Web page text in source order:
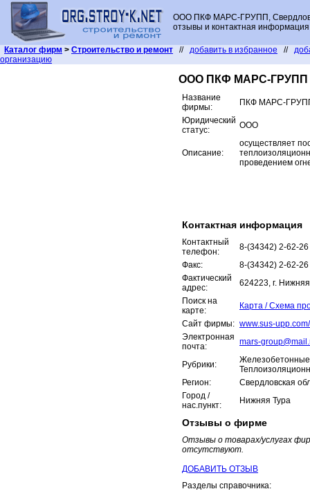
ООО ПКФ МАРС-ГРУПП,
отзывы и контактная
Каталог фирм > Строительство и ремонт // добавить в избранное //
организацию
ООО ПКФ МАРС-ГРУПП
Название
фирмы:
ПКФ МАРС-
Юридический
статус:
ООО
Описание:
осуществляет
проведением
Контактная информация
Контактный
телефон:
8-(34342) 2-62-26
Факс:
8-(34342) 2-62-26
Фактический
адрес:
624223, г.
Поиск на
карте:
Карта / Схема
Сайт фирмы: www.sus-
Электронная
почта:
mars-
Рубрики:
Регион:
Свердловская
Город /
нас.пункт:
Нижняя Тура
Отзывы о фирме
Отзывы о товарах/услугах
отсутствуют.
ДОБАВИТЬ ОТЗЫВ
Разделы справочника: